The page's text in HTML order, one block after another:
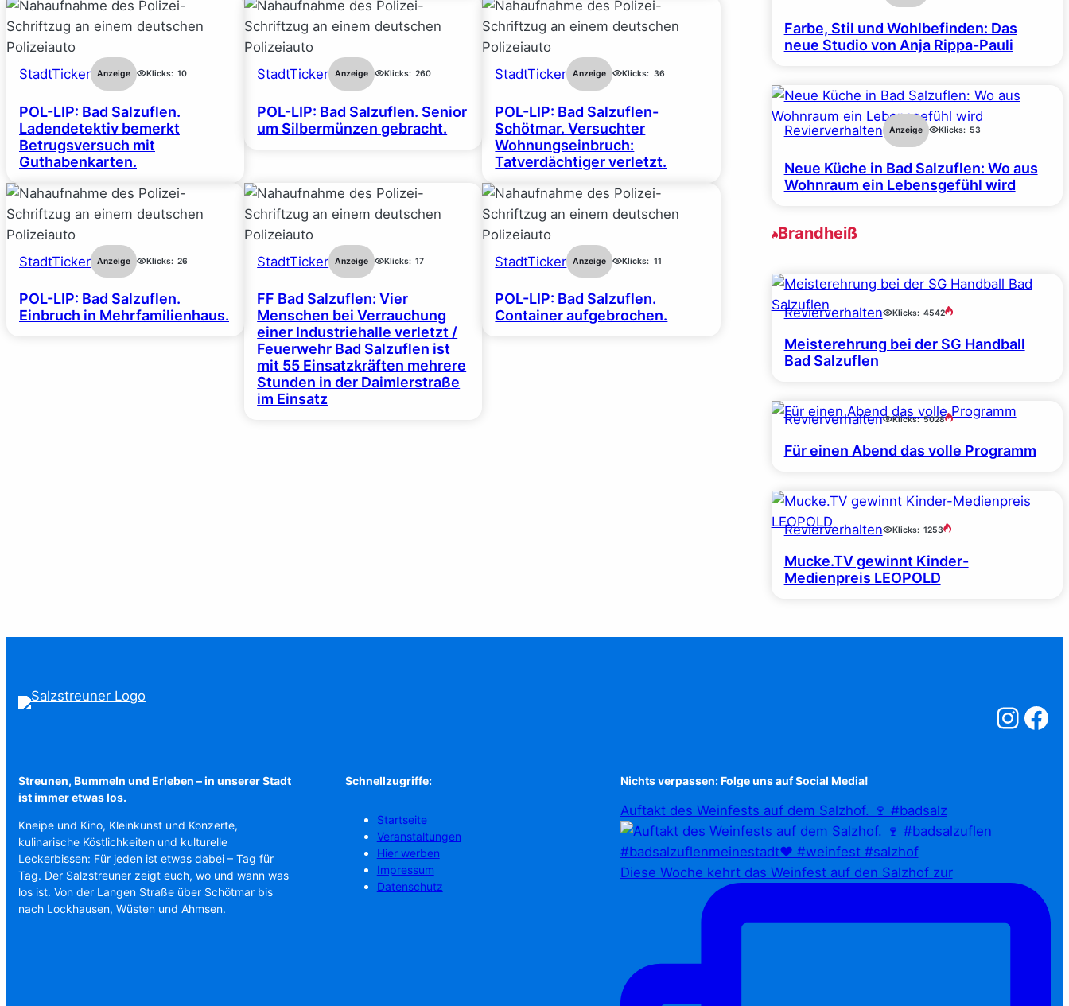
StadtTicker Anzeige Klicks: 10
POL-LIP: Bad Salzuflen.
Ladendetektiv bemerkt
Betrugsversuch mit
Guthabenkarten.
StadtTicker Anzeige Klicks: 260
POL-LIP: Bad Salzuflen. Senior
um Silbermünzen gebracht.
StadtTicker Anzeige Klicks: 36
POL-LIP: Bad Salzuflen-
Schötmar. Versuchter
Wohnungseinbruch:
Tatverdächtiger verletzt.
StadtTicker Anzeige Klicks: 26
POL-LIP: Bad Salzuflen.
Einbruch in Mehrfamilienhaus.
StadtTicker Anzeige Klicks: 17
FF Bad Salzuflen: Vier
Menschen bei Verrauchung
einer Industriehalle verletzt /
Feuerwehr Bad Salzuflen ist
mit 55 Einsatzkräften mehrere
Stunden in der Daimlerstraße
im Einsatz
StadtTicker Anzeige Klicks: 11
POL-LIP: Bad Salzuflen.
Container aufgebrochen.
Farbe, Stil und Wohlbefinden: Das
neue Studio von Anja Rippa-Pauli
Revierverhalten Anzeige Klicks: 53
Neue Küche in Bad Salzuflen: Wo aus
Wohnraum ein Lebensgefühl wird
Brandheiß
Revierverhalten Klicks: 4542
Meisterehrung bei der SG Handball
Bad Salzuflen
Revierverhalten Klicks: 5028
Für einen Abend das volle Programm
Revierverhalten Klicks: 1253
Mucke.TV gewinnt Kinder-
Medienpreis LEOPOLD
Salzstreuner
Streunen, Bummeln und Erleben – in unserer Stadt
ist immer etwas los.
Kneipe und Kino, Kleinkunst und Konzerte,
kulinarische Köstlichkeiten und kulturelle
Leckerbissen: Für jeden ist etwas dabei – Tag für
Tag. Der Salzstreuner zeigt euch, wo und wann was
los ist. Von der Langen Straße über Schötmar bis
nach Lockhausen, Wüsten und Ahmsen.
Schnellzugriffe:
Startseite
Veranstaltungen
Hier werben
Impressum
Datenschutz
Nichts verpassen: Folge uns auf Social Media!
Auftakt des Weinfests auf dem Salzhof. 🍷 #badsalz
Diese Woche kehrt das Weinfest auf den Salzhof zur